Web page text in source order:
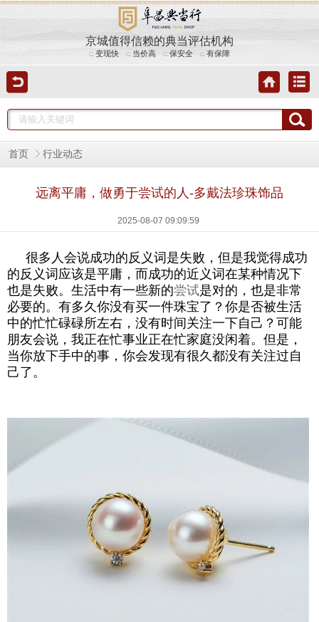
京城值得信赖的典当评估机构
变现快 当价高 保安全 有保障
首页 行业动态
远离平庸，做勇于尝试的人-多戴法珍珠饰品
2025-08-07 09:09:59
很多人会说成功的反义词是失败，但是我觉得成功
的反义词应该是平庸，而成功的近义词在某种情况下
也是失败。生活中有一些新的尝试是对的，也是非常
必要的。有多久你没有买一件珠宝了？你是否被生活
中的忙忙碌碌所左右，没有时间关注一下自己？可能
朋友会说，我正在忙事业正在忙家庭没闲着。但是，
当你放下手中的事，你会发现有很久都没有关注过自
己了。